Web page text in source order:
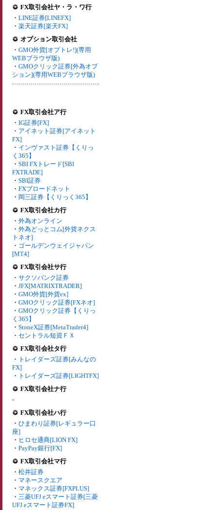
FX取引会社ヤ・ラ・ワ行
・ LINE証券[LINEFX]
・ 楽天証券[楽天FX]
オプション取引会社
・ GMO外貨[オプトレ!](専用
WEBブラウザ版)
・ GMOクリック証券[外為オプ
ション](専用WEBブラウザ版)
FX取引会社ア行
・ IG証券[FX]
・ アイネット証券[アイネット
FX]
・ インヴァスト証券【くりっ
く365】
・ SBI FXトレード[SBI
FXTRADE]
・ SBI証券
・ FXブロードネット
・ 岡三証券【くりっく365】
FX取引会社カ行
・ 外為オンライン
・ 外為どっとコム[外貨ネクス
トネオ]
・ ゴールデンウェイジャパン
[MT4]
FX取引会社サ行
・ サクソバンク証券
・ JFX[MATRIXTRADER]
・ GMO外貨[外貨ex]
・ GMOクリック証券[FXネオ]
・ GMOクリック証券【くりっ
く365】
・ StoneX証券[MetaTrader4]
・ セントラル短資ＦＸ
FX取引会社タ行
・ トレイダーズ証券[みんなの
FX]
・ トレイダーズ証券[LIGHTFX]
FX取引会社ナ行
-
FX取引会社ハ行
・ ひまわり証券[レギュラー口
座]
・ ヒロセ通商[LION FX]
・ PayPay銀行[FX]
FX取引会社マ行
・ 松井証券
・ マネースクエア
・ マネックス証券[FXPLUS]
・ 三菱UFJ eスマート証券[三菱
UFJ eスマート証券FX]